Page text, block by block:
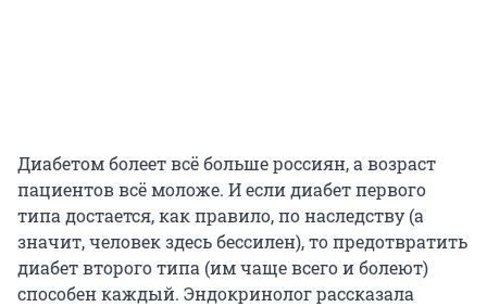
Диабетом болеет всё больше россиян, а возраст
пациентов всё моложе. И если диабет первого
типа достается, как правило, по наследству (а
значит, человек здесь бессилен), то предотвратить
диабет второго типа (им чаще всего и болеют)
способен каждый. Эндокринолог рассказала